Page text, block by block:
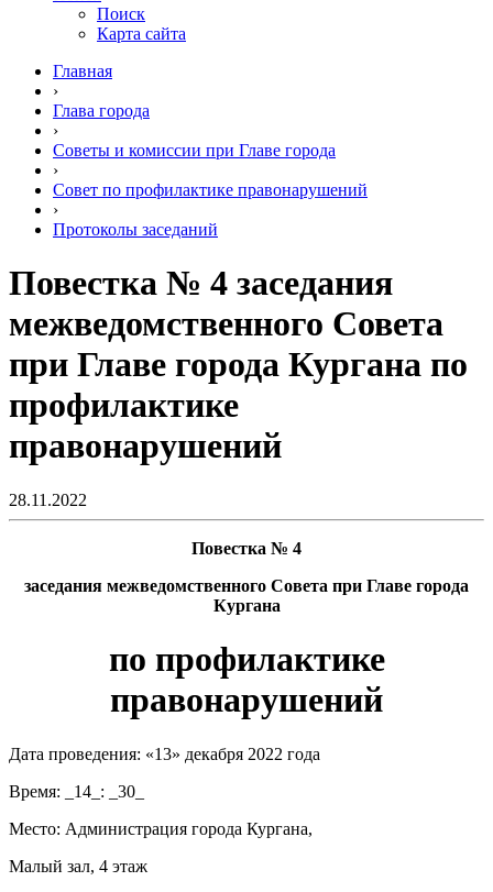
Поиск
Карта сайта
Главная
›
Глава города
›
Советы и комиссии при Главе города
›
Совет по профилактике правонарушений
›
Протоколы заседаний
Повестка № 4 заседания
межведомственного Совета
при Главе города Кургана по
профилактике
правонарушений
28.11.2022
Повестка № 4
заседания межведомственного Совета при Главе города
Кургана
по профилактике
правонарушений
Дата проведения: «13» декабря 2022 года
Время: _14_: _30_
Место: Администрация города Кургана,
Малый зал, 4 этаж